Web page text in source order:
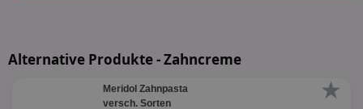
Alternative Produkte - Zahncreme
★
Meridol Zahnpasta
versch. Sorten